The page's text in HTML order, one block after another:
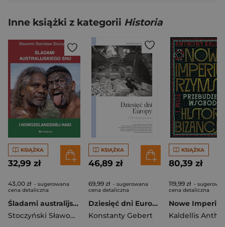
Inne książki z kategorii Historia
KSIĄŻKA
32,99 zł
43,00 zł - sugerowana
cena detaliczna
Śladami australijskiego snu i nowozelandzkiej haki
Stoczyński Sławomir Stanisław
KSIĄŻKA
46,89 zł
69,99 zł - sugerowana
cena detaliczna
Dziesięć dni Europy. Archeologia pamięci
Konstanty Gebert
KSIĄŻKA
80,39 zł
119,99 zł -
cena detaliczna
Kaldellis